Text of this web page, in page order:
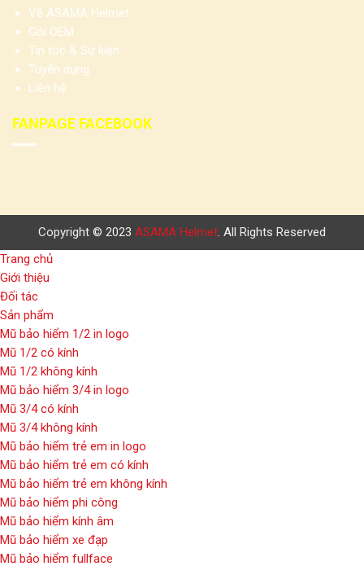
Về ASAMA Helmet
Gói OEM
Tin tức & Sự kiện
Tuyển dụng
Liên hệ
FANPAGE FACEBOOK
Copyright © 2023 ASAMA Helmet. All Rights Reserved
Trang chủ
Giới thiệu
Đối tác
Sản phẩm
Mũ bảo hiểm 1/2 in logo
Mũ 1/2 có kính
Mũ 1/2 không kính
Mũ bảo hiểm 3/4 in logo
Mũ 3/4 có kính
Mũ 3/4 không kính
Mũ bảo hiểm trẻ em in logo
Mũ bảo hiểm trẻ em có kính
Mũ bảo hiểm trẻ em không kính
Mũ bảo hiểm phi công
Mũ bảo hiểm kính âm
Mũ bảo hiểm xe đạp
Mũ bảo hiểm fullface